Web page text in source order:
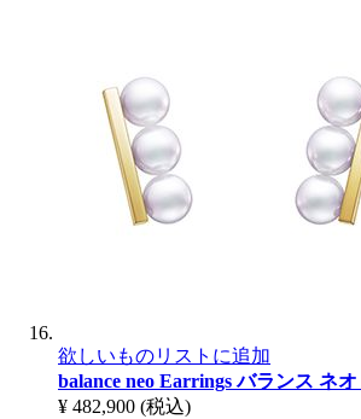
欲しいものリストに追加
balance neo Earringsバランス ネ
¥ 482,900 (税込)